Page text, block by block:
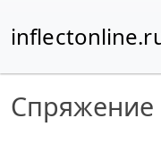
Спряжение